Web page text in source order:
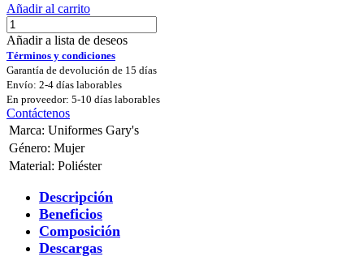
Añadir al carrito
Añadir a lista de deseos
Términos y condiciones
Garantía de devolución de 15 días
Envío: 2-4 días laborables
En proveedor: 5-10 días laborables
Contáctenos
Marca: Uniformes Gary's
Género: Mujer
Material: Poliéster
Descripción
Beneficios
Composición
Descargas